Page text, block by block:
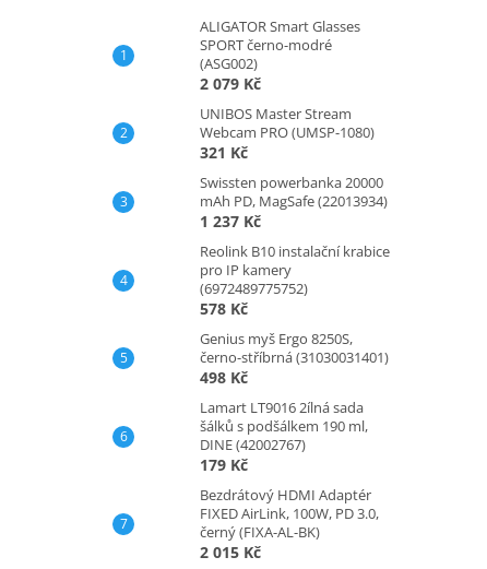
ALIGATOR Smart Glasses
SPORT černo-modré
(ASG002)
2 079 Kč
UNIBOS Master Stream
Webcam PRO (UMSP-1080)
321 Kč
Swissten powerbanka 20000
mAh PD, MagSafe (22013934)
1 237 Kč
Reolink B10 instalační krabice
pro IP kamery
(6972489775752)
578 Kč
Genius myš Ergo 8250S,
černo-stříbrná (31030031401)
498 Kč
Lamart LT9016 2ílná sada
šálků s podšálkem 190 ml,
DINE (42002767)
179 Kč
Bezdrátový HDMI Adaptér
FIXED AirLink, 100W, PD 3.0,
černý (FIXA-AL-BK)
2 015 Kč